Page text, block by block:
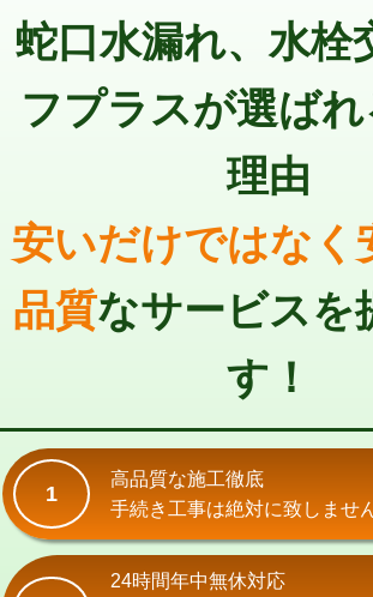
モルタル補修（厚さ10㎝まで）
モルタル補修（厚さ10㎝超え）
追加人工
止水・漏水調査・防水処理・清掃・修
止水・漏水調査・防水処理・清掃・修
止水・漏水調査・防水処理・清掃・修
その他部品の脱着
交換・取付（タンク）
交換・取付(単水栓（壁付・デッキ
式・ワンホール）)
交換・取付(排水栓・排水トラップ
（P/S/ポップアップ））
交換・取付（その他部品）
蛇口水漏れ、水栓
フプラスが選ば
理由
安いだけではなく
品質なサービスを
す！
1
高品質な施工徹底
手続き工事は絶対に致しませ
24時間年中無休対応